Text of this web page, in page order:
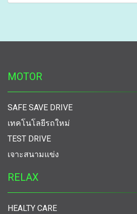
MOTOR
SAFE SAVE DRIVE
เทคโนโลยีรถใหม่
TEST DRIVE
เจาะสนามแข่ง
RELAX
HEALTY CARE